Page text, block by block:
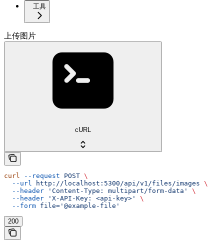
工具
上传图片
cURL
curl --request POST \
  --url
http://localhost:5300/api/v1/files/images \
  --header
'Content-Type: multipart/form-data'
\
  --header
'X-API-Key: <api-key>'
\
  --form
file='@example-file'
200